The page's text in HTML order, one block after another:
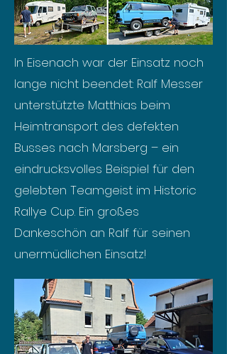
In Eisenach war der Einsatz noch
lange nicht beendet: Ralf Messer
unterstützte Matthias beim
Heimtransport des defekten
Busses nach Marsberg – ein
eindrucksvolles Beispiel für den
gelebten Teamgeist im Historic
Rallye Cup. Ein großes
Dankeschön an Ralf für seinen
unermüdlichen Einsatz!